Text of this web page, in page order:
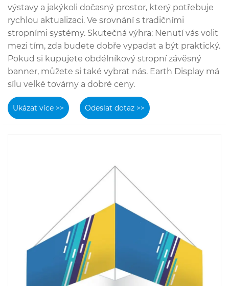
výstavy a jakýkoli dočasný prostor, který potřebuje
rychlou aktualizaci. Ve srovnání s tradičními
stropními systémy. Skutečná výhra: Nenutí vás volit
mezi tím, zda budete dobře vypadat a být praktický.
Pokud si kupujete obdélníkový stropní závěsný
banner, můžete si také vybrat nás. Earth Display má
sílu velké továrny a dobré ceny.
Ukázat více >> Odeslat dotaz >>